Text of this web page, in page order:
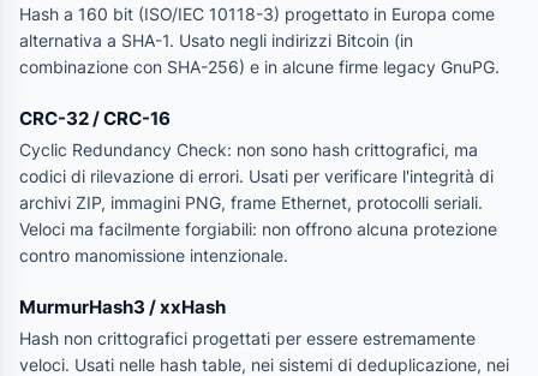
Hash a 160 bit (ISO/IEC 10118-3) progettato in Europa come
alternativa a SHA-1. Usato negli indirizzi Bitcoin (in
combinazione con SHA-256) e in alcune firme legacy GnuPG.
CRC-32 / CRC-16
Cyclic Redundancy Check: non sono hash crittografici, ma
codici di rilevazione di errori. Usati per verificare l'integrità di
archivi ZIP, immagini PNG, frame Ethernet, protocolli seriali.
Veloci ma facilmente forgiabili: non offrono alcuna protezione
contro manomissione intenzionale.
MurmurHash3 / xxHash
Hash non crittografici progettati per essere estremamente
veloci. Usati nelle hash table, nei sistemi di deduplicazione, nei